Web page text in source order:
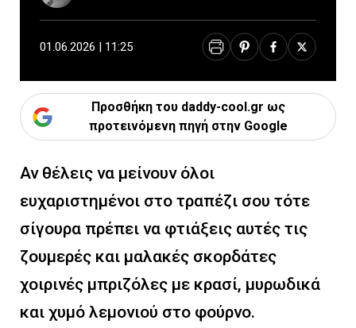
01.06.2026 | 11:25
Προσθήκη του daddy-cool.gr ως
προτεινόμενη πηγή στην Google
Αν θέλεις να μείνουν όλοι
ευχαριστημένοι στο τραπέζι σου τότε
σίγουρα πρέπει να φτιάξεις αυτές τις
ζουμερές και μαλακές σκορδάτες
χοιρινές μπριζόλες με κρασί, μυρωδικά
και χυμό λεμονιού στο φούρνο.